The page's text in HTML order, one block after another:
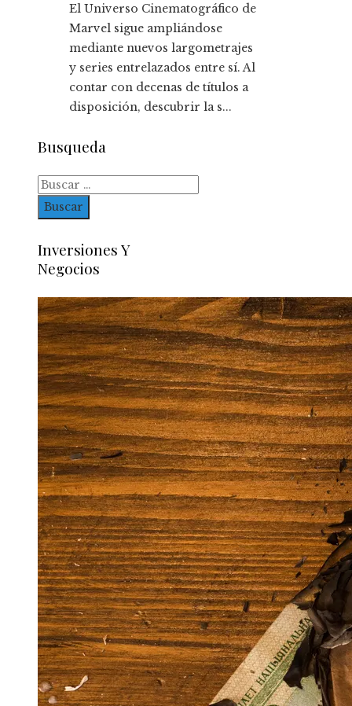
El Universo Cinematográfico de
Marvel sigue ampliándose
mediante nuevos largometrajes
y series entrelazados entre sí. Al
contar con decenas de títulos a
disposición, descubrir la s...
Busqueda
Buscar:
Inversiones Y
Negocios